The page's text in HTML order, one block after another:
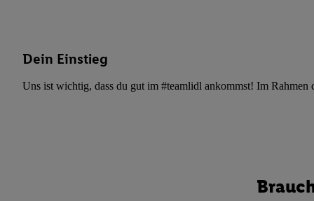
Dein Einstieg
Uns ist wichtig, dass du gut im #teamlidl ankommst! Im Rahmen
Verknüpfung
von Zielgruppen
reduzierter Daten